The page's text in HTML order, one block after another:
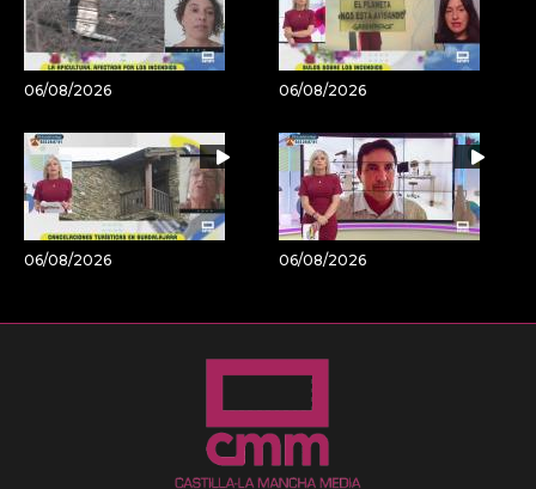
06/08/2026 06/08/2026
06/08/2026 06/08/2026